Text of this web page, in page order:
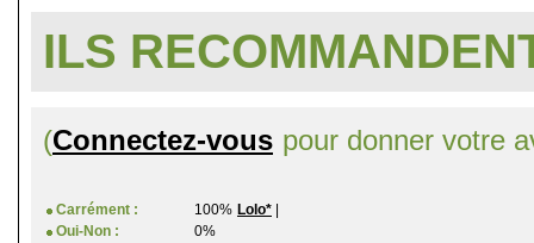
ILS
(Connectez-vous pour donner votre
Carrément : 100% Lolo*
Oui-Non :
0%